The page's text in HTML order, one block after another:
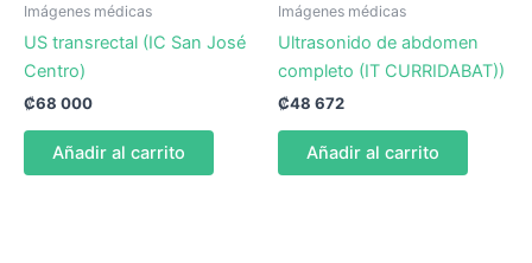
Imágenes médicas
US transrectal (IC San José
Centro)
₡68 000
Añadir al carrito
Imágenes médicas
Ultrasonido de abdomen
completo (IT CURRIDABAT))
₡48 672
Añadir al carrito